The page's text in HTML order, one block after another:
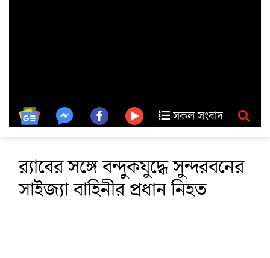
সকল সংবাদ
র‌্যাবের সঙ্গে বন্দুকযুদ্ধে সুন্দরবনের
সাইজ্যা বাহিনীর প্রধান নিহত